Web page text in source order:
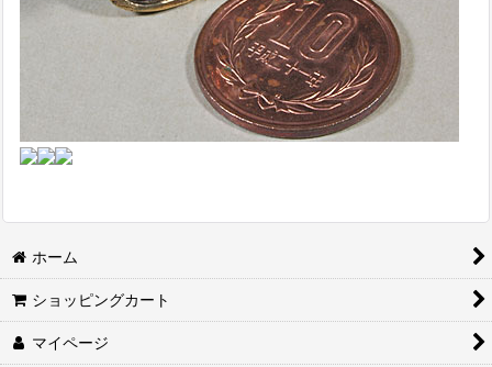
ホーム
ショッピングカート
マイページ